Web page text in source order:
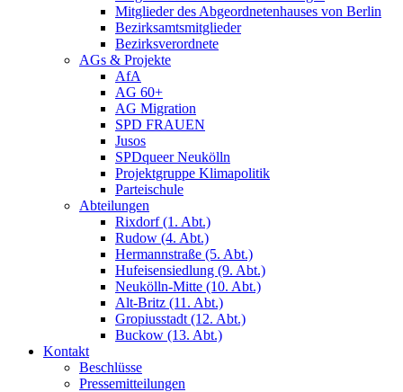
Mitglieder des Abgeordnetenhauses von Berlin
Bezirksamtsmitglieder
Bezirksverordnete
AGs & Projekte
AfA
AG 60+
AG Migration
SPD FRAUEN
Jusos
SPDqueer Neukölln
Projektgruppe Klimapolitik
Parteischule
Abteilungen
Rixdorf (1. Abt.)
Rudow (4. Abt.)
Hermannstraße (5. Abt.)
Hufeisensiedlung (9. Abt.)
Neukölln-Mitte (10. Abt.)
Alt-Britz (11. Abt.)
Gropiusstadt (12. Abt.)
Buckow (13. Abt.)
Kontakt
Beschlüsse
Pressemitteilungen